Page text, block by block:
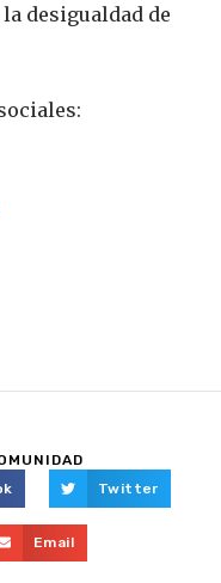
desigualdad de
Twitter
Email